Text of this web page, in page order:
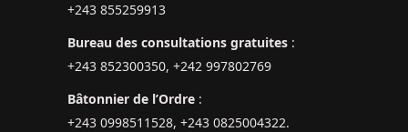
+243 855259913
Bureau des consultations gratuites :
+243 852300350, +242 997802769
Bâtonnier de l’Ordre :
+243 0998511528, +243 0825004322.